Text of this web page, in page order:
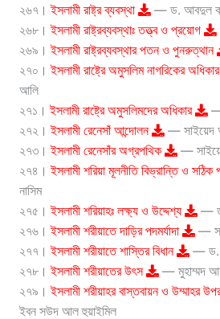
২৬৭।ইসলামী রাষ্ট্র ব্যবস্থা
— ড. আবদুল
২৬৮।ইসলামী রাষ্ট্রব্যবস্থাঃ তত্ত্ব ও প্রয়োগ
২৬৯।ইসলামী রাষ্ট্রব্যবস্থার পতন ও পুনরুত্থান
২৭০।ইসলামী রাষ্ট্রে অমুসলিম নাগরিকের অধিকার
আলি
২৭১।ইসলামী রাষ্ট্রে অমুসলিমদের অধিকার
—
২৭২।ইসলামী রেনেসাঁ আন্দোলন
— সাইয়েদ
২৭৩।ইসলামী রেনেসাঁর অগ্রপথিক
—
২৭৪।ইসলামী শরিয়া মূলনীতি বিভ্রান্তি ও সঠিক
নাসিম
২৭৫।ইসলামী শরিয়াহঃ লক্ষ্য ও উদ্দেশ্য
—
২৭৬।ইসলামী শরীয়াতে দাড়ির পদমর্যাদা
—
২৭৭।ইসলামী শরীয়াতে শাস্তির বিধান
— ড.
২৭৮।ইসলামী শরীয়াতের উৎস
— মুহাম্মদ
২৭৯।ইসলামী শরীয়াহর বাস্তবায়ন ও উম্মাহর
ইবন সউদ আল হুয়াইমিল